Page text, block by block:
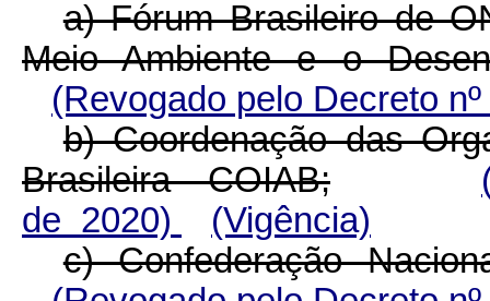
a) Fórum Brasileiro de
Meio Ambiente e o
(Revogado pelo Decreto
b) Coordenação das
Brasileira - COIAB;
de 2020)
(Vigência)
c) Confederação